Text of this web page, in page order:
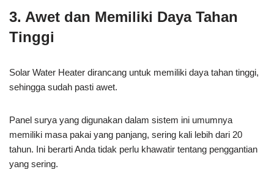
3. Awet dan Memiliki Daya Tahan
Tinggi
Solar Water Heater dirancang untuk memiliki daya tahan tinggi,
sehingga sudah pasti awet.
Panel surya yang digunakan dalam sistem ini umumnya
memiliki masa pakai yang panjang, sering kali lebih dari 20
tahun. Ini berarti Anda tidak perlu khawatir tentang penggantian
yang sering.